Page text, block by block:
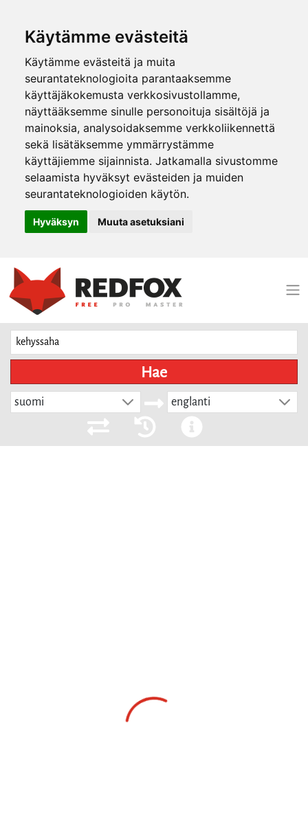
Käytämme evästeitä
Käytämme evästeitä ja muita
seurantateknologioita parantaaksemme
käyttäjäkokemusta verkkosivustollamme,
näyttääksemme sinulle personoituja sisältöjä ja
mainoksia, analysoidaksemme verkkoliikennettä
sekä lisätäksemme ymmärrystämme
käyttäjiemme sijainnista. Jatkamalla sivustomme
selaamista hyväksyt evästeiden ja muiden
seurantateknologioiden käytön.
Hyväksyn Muuta asetuksiani
Hae
suomi englanti